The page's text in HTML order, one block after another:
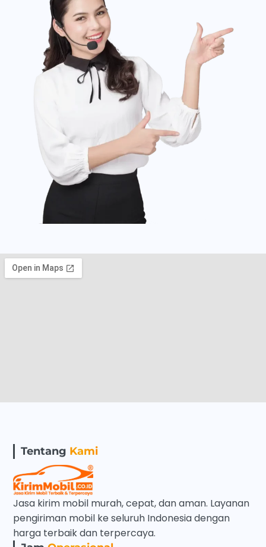
Tentang Kami
Jasa kirim mobil murah, cepat, dan aman. Layanan
pengiriman mobil ke seluruh Indonesia dengan
harga terbaik dan terpercaya.